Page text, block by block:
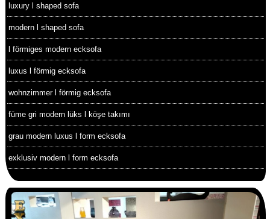
luxury l shaped sofa
modern l shaped sofa
l förmiges modern ecksofa
luxus l förmig ecksofa
wohnzimmer l förmig ecksofa
füme gri modern lüks l köşe takımı
grau modern luxus l form ecksofa
exklusiv modern l form ecksofa